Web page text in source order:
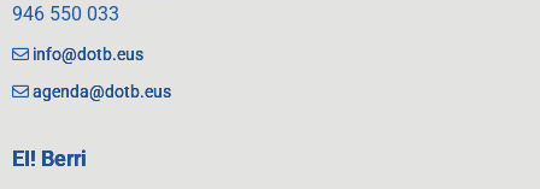
946 550 033
info@dotb.eus
agenda@dotb.eus
EI! Berri